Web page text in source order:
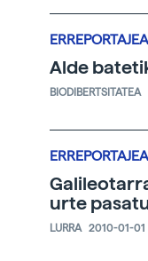
Alde
BIODIBERTSITATEA
urte
LURRA 2010-01-01